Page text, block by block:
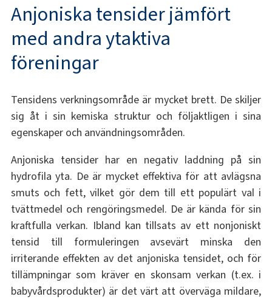
Anjoniska tensider jämfört
med andra ytaktiva
föreningar
Tensidens verkningsområde är mycket brett. De skiljer
sig åt i sin kemiska struktur och följaktligen i sina
egenskaper och användningsområden.
Anjoniska tensider har en negativ laddning på sin
hydrofila yta. De är mycket effektiva för att avlägsna
smuts och fett, vilket gör dem till ett populärt val i
tvättmedel och rengöringsmedel. De är kända för sin
kraftfulla verkan. Ibland kan tillsats av ett nonjoniskt
tensid till formuleringen avsevärt minska den
irriterande effekten av det anjoniska tensidet, och för
tillämpningar som kräver en skonsam verkan (t.ex. i
babyvårdsprodukter) är det värt att överväga mildare,